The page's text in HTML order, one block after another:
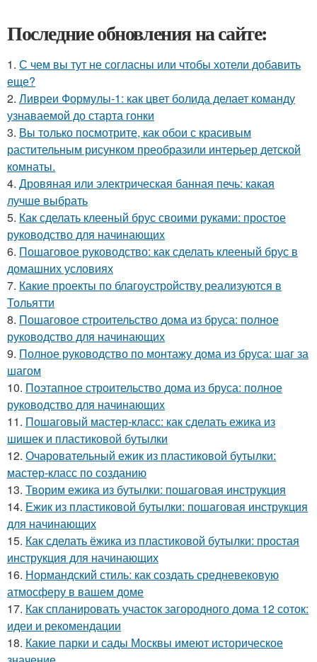
Последние обновления на сайте:
1. С чем вы тут не согласны или чтобы хотели добавить
еще?
2. Ливреи Формулы-1: как цвет болида делает команду
узнаваемой до старта гонки
3. Вы только посмотрите, как обои с красивым
растительным рисунком преобразили интерьер детской
комнаты.
4. Дровяная или электрическая банная печь: какая
лучше выбрать
5. Как сделать клееный брус своими руками: простое
руководство для начинающих
6. Пошаговое руководство: как сделать клееный брус в
домашних условиях
7. Какие проекты по благоустройству реализуются в
Тольятти
8. Пошаговое строительство дома из бруса: полное
руководство для начинающих
9. Полное руководство по монтажу дома из бруса: шаг за
шагом
10. Поэтапное строительство дома из бруса: полное
руководство для начинающих
11. Пошаговый мастер-класс: как сделать ежика из
шишек и пластиковой бутылки
12. Очаровательный ежик из пластиковой бутылки:
мастер-класс по созданию
13. Творим ежика из бутылки: пошаговая инструкция
14. Ежик из пластиковой бутылки: пошаговая инструкция
для начинающих
15. Как сделать ёжика из пластиковой бутылки: простая
инструкция для начинающих
16. Нормандский стиль: как создать средневековую
атмосферу в вашем доме
17. Как спланировать участок загородного дома 12 соток:
идеи и рекомендации
18. Какие парки и сады Москвы имеют историческое